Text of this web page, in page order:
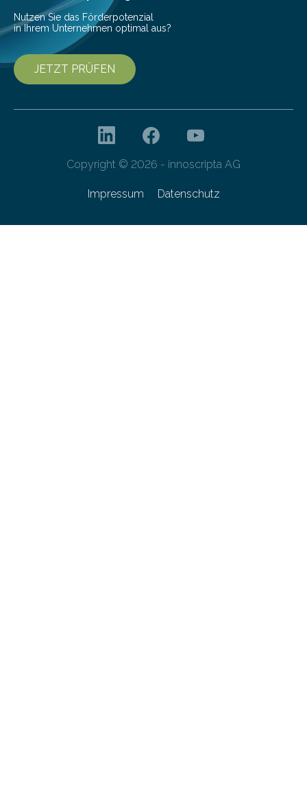
Nutzen Sie das Förderpotenzial
in Ihrem Unternehmen optimal aus?
JETZT PRÜFEN
Copyright © 2026 - innoscripta AG
Impressum Datenschutz